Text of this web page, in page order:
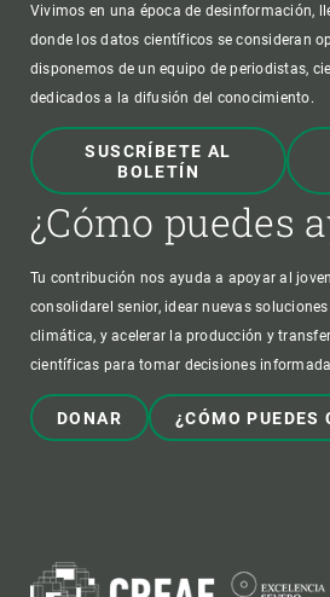
Vivimos en una época de desinformación,
donde los datos científicos se consideran
disponemos de un equipo de periodistas,
dedicados a la difusión del conocimiento.
SUSCRÍBETE AL
BOLETÍN
¿Cómo puedes
Tu contribución nos ayuda a apoyar al
consolidarel senior, idear nuevas
climática, y acelerar la producción y
científicas para tomar decisiones
DONAR ¿CÓMO PUEDES